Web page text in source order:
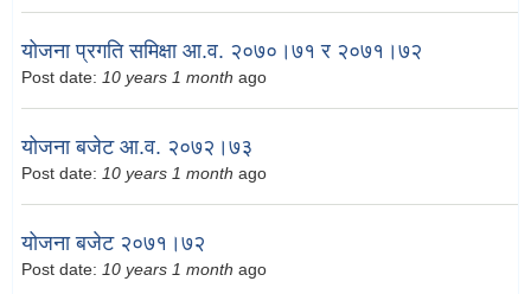
योजना प्रगति समिक्षा आ.व. २०७०।७१ र २०७१।७२
Post date: 10 years 1 month ago
योजना बजेट आ.व. २०७२।७३
Post date: 10 years 1 month ago
योजना बजेट २०७१।७२
Post date: 10 years 1 month ago